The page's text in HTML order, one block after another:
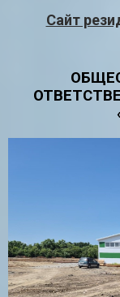
Сайт